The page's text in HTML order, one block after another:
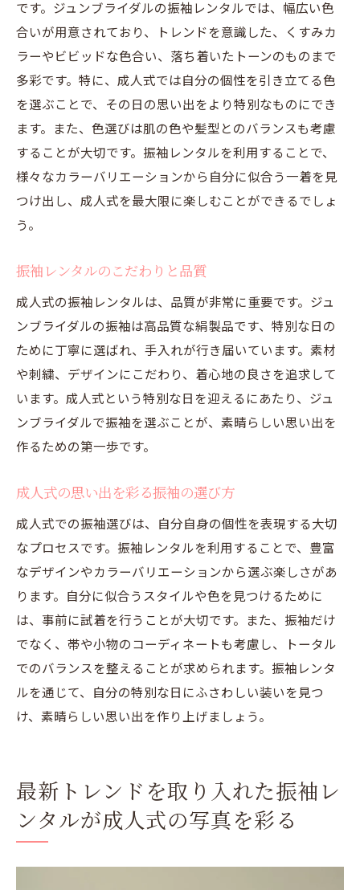
です。ジュンブライダルの振袖レンタルでは、幅広い色
合いが用意されており、トレンドを意識した、くすみカ
ラーやビビッドな色合い、落ち着いたトーンのものまで
多彩です。特に、成人式では自分の個性を引き立てる色
を選ぶことで、その日の思い出をより特別なものにでき
ます。また、色選びは肌の色や髪型とのバランスも考慮
することが大切です。振袖レンタルを利用することで、
様々なカラーバリエーションから自分に似合う一着を見
つけ出し、成人式を最大限に楽しむことができるでしょ
う。
振袖レンタルのこだわりと品質
成人式の振袖レンタルは、品質が非常に重要です。ジュ
ンブライダルの振袖は高品質な絹製品です、特別な日の
ために丁寧に選ばれ、手入れが行き届いています。素材
や刺繍、デザインにこだわり、着心地の良さを追求して
います。成人式という特別な日を迎えるにあたり、ジュ
ンブライダルで振袖を選ぶことが、素晴らしい思い出を
作るための第一歩です。
成人式の思い出を彩る振袖の選び方
成人式での振袖選びは、自分自身の個性を表現する大切
なプロセスです。振袖レンタルを利用することで、豊富
なデザインやカラーバリエーションから選ぶ楽しさがあ
ります。自分に似合うスタイルや色を見つけるために
は、事前に試着を行うことが大切です。また、振袖だけ
でなく、帯や小物のコーディネートも考慮し、トータル
でのバランスを整えることが求められます。振袖レンタ
ルを通じて、自分の特別な日にふさわしい装いを見つ
け、素晴らしい思い出を作り上げましょう。
最新トレンドを取り入れた振袖レ
ンタルが成人式の写真を彩る